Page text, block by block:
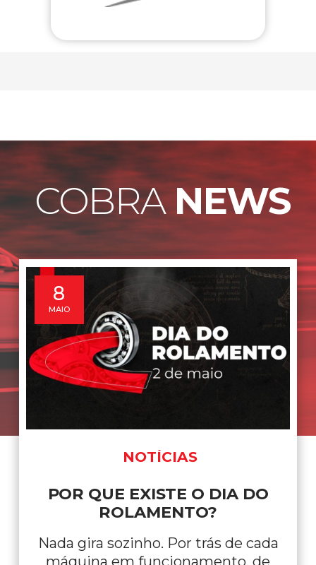
COBRA NEWS
18
MAIO
FORNECEDORES
LITENS AUTOMOTIVE NA
COBRA ROLAMENTOS
Com a Cobra, o seu negócio sai na
frente! Temos o orgulho de anunciar